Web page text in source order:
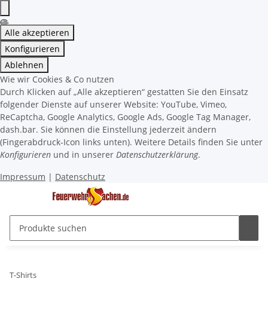
Alle akzeptieren
Konfigurieren
Ablehnen
Wie wir Cookies & Co nutzen
Durch Klicken auf „Alle akzeptieren“ gestatten Sie den Einsatz
folgender Dienste auf unserer Website: YouTube, Vimeo,
ReCaptcha, Google Analytics, Google Ads, Google Tag Manager,
dash.bar. Sie können die Einstellung jederzeit ändern
(Fingerabdruck-Icon links unten). Weitere Details finden Sie unter
Konfigurieren und in unserer Datenschutzerklärung.
Impressum | Datenschutz
T-Shirts